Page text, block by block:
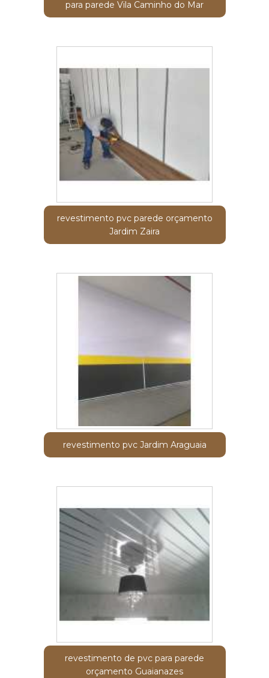
para parede Vila Caminho do Mar
revestimento pvc parede orçamento
Jardim Zaira
revestimento pvc Jardim Araguaia
revestimento de pvc para parede
orçamento Guaianazes